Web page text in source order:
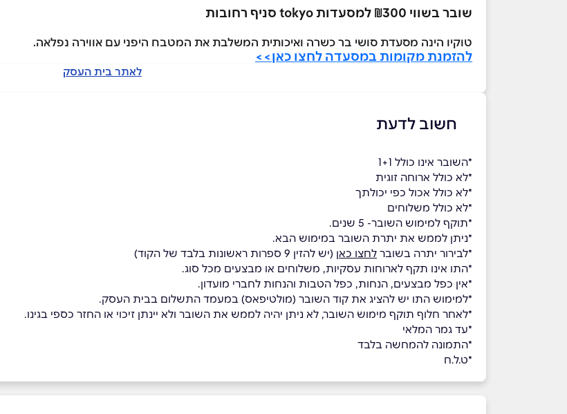
שובר בשווי ₪300 למסעדות tokyo סניף רחובות
טוקיו הינה מסעדת סושי בר כשרה ואיכותית המשלבת את המטבח היפני עם אווירה נפלאה.
להזמנת מקומות במסעדה לחצו כאן>>
לאתר בית העסק
חשוב לדעת
*השובר אינו כולל 1+1
*לא כולל ארוחה זוגית
*לא כולל אכול כפי יכולתך
*לא כולל משלוחים
*תוקף למימוש השובר- 5 שנים.
*ניתן לממש את יתרת השובר במימוש הבא.
*לבירור יתרה בשובר לחצו כאן (יש להזין 9 ספרות ראשונות בלבד של הקוד)
*התו אינו תקף לארוחות עסקיות, משלוחים או מבצעים מכל סוג.
*אין כפל מבצעים, הנחות, כפל הטבות והנחות לחברי מועדון.
*למימוש התו יש להציג את קוד השובר (מולטיפאס) במעמד התשלום בבית העסק.
*לאחר חלוף תוקף מימוש השובר, לא ניתן יהיה לממש את השובר ולא יינתן זיכוי או החזר כספי בגינו.
*עד גמר המלאי
*התמונה להמחשה בלבד
*ט.ל.ח